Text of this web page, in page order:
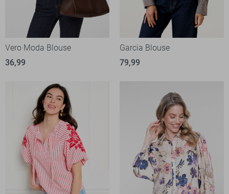
Vero Moda Blouse
36,99
Garcia Blouse
79,99